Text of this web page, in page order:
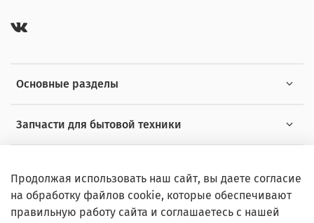
Основные разделы
Запчасти для бытовой техники
Продолжая использовать наш сайт, вы даете согласие
на обработку файлов cookie, которые обеспечивают
правильную работу сайта и соглашаетесь с нашей